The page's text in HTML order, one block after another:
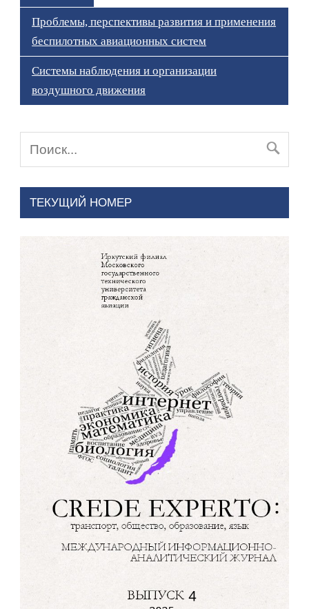
Проблемы, перспективы развития и применения
беспилотных авиационных систем
Системы наблюдения и организации
воздушного движения
ТЕКУЩИЙ НОМЕР